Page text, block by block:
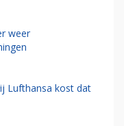
weer
Lufthansa kost dat